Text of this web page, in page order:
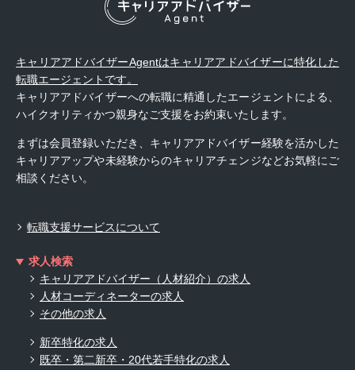
キャリアアドバイザーAgentはキャリアアドバイザーに特化した
転職エージェントです。
キャリアアドバイザーへの転職に精通したエージェントによる、
ハイクオリティかつ親身なご支援をお約束いたします。
まずは会員登録いただき、キャリアアドバイザー経験を活かした
キャリアアップや未経験からのキャリアチェンジなどお気軽にご
相談ください。
転職支援サービスについて
求人検索
キャリアアドバイザー（人材紹介）の求人
人材コーディネーターの求人
その他の求人
新卒特化の求人
既卒・第二新卒・20代若手特化の求人